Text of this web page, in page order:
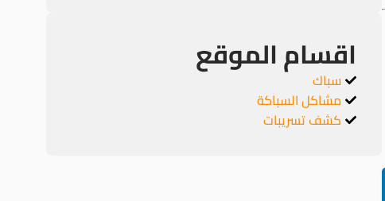
اقسام الموقع
سباك
مشاكل السباكة
كشف تسريبات